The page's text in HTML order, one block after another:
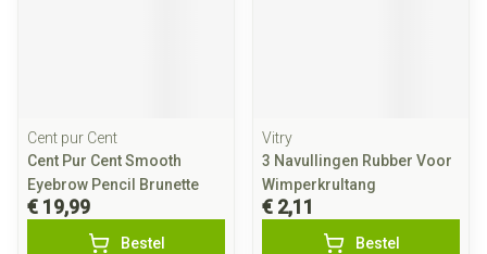
Cent pur Cent
Cent Pur Cent Smooth
Eyebrow Pencil Brunette
€ 19,99
Bestel
Vitry
3 Navullingen Rubber Voor
Wimperkrultang
€ 2,11
Bestel